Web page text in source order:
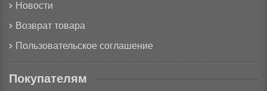
Новости
Возврат товара
Пользовательское соглашение
Покупателям